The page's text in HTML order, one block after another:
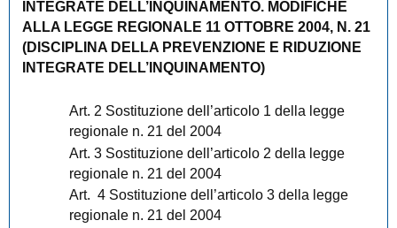
INTEGRATE DELL’INQUINAMENTO. MODIFICHE
ALLA LEGGE REGIONALE 11 OTTOBRE 2004, N. 21
(DISCIPLINA DELLA PREVENZIONE E RIDUZIONE
INTEGRATE DELL’INQUINAMENTO)
Art. 2 Sostituzione dell’articolo 1 della legge
regionale n. 21 del 2004
Art. 3 Sostituzione dell’articolo 2 della legge
regionale n. 21 del 2004
Art. 4 Sostituzione dell’articolo 3 della legge
regionale n. 21 del 2004